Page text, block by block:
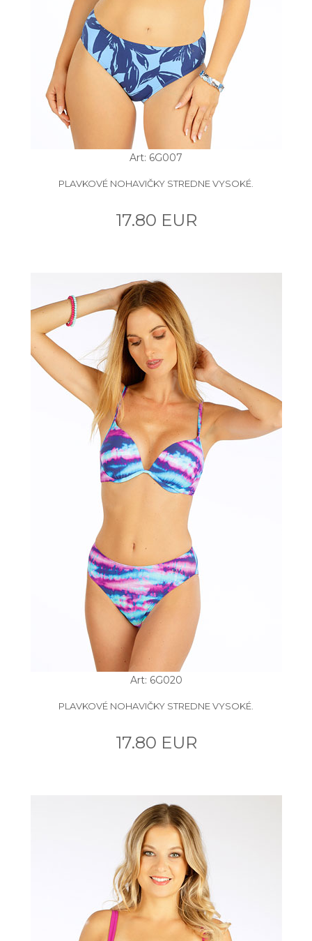
Art: 6G007
PLAVKOVÉ NOHAVIČKY STREDNE VYSOKÉ.
17.80 EUR
Art: 6G020
PLAVKOVÉ NOHAVIČKY STREDNE VYSOKÉ.
17.80 EUR